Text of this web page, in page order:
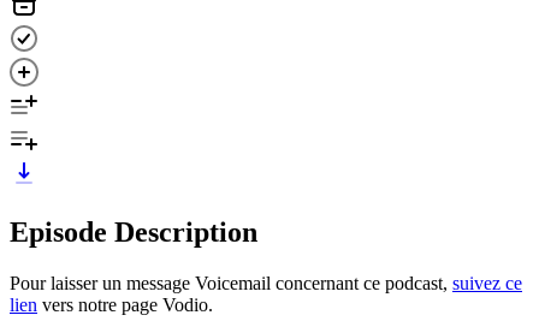
Episode Description
Pour laisser un message Voicemail concernant ce podcast, suivez ce
lien vers notre page Vodio.